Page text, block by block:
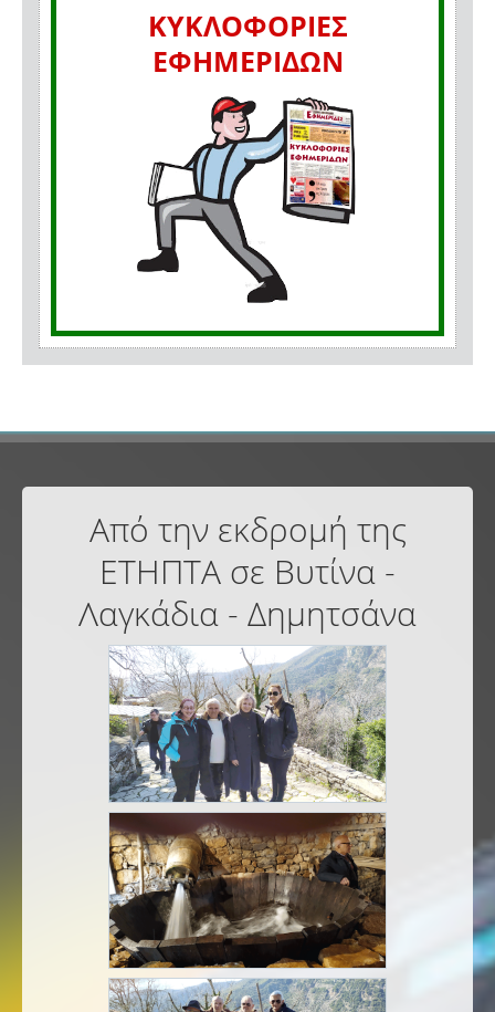
ΚΥΚΛΟΦΟΡΙΕΣ
ΕΦΗΜΕΡΙΔΩΝ
Από την εκδρομή της
ΕΤΗΠΤΑ σε Βυτίνα -
Λαγκάδια - Δημητσάνα